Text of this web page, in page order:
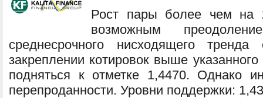
Рост пары более чем на
возможным
среднесрочного нисходящего
закреплении котировок выше
подняться к отметке 1,4470. Однако
перепроданности. Уровни поддержки: